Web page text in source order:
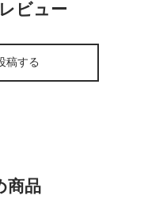
ビュー
稿する
商品